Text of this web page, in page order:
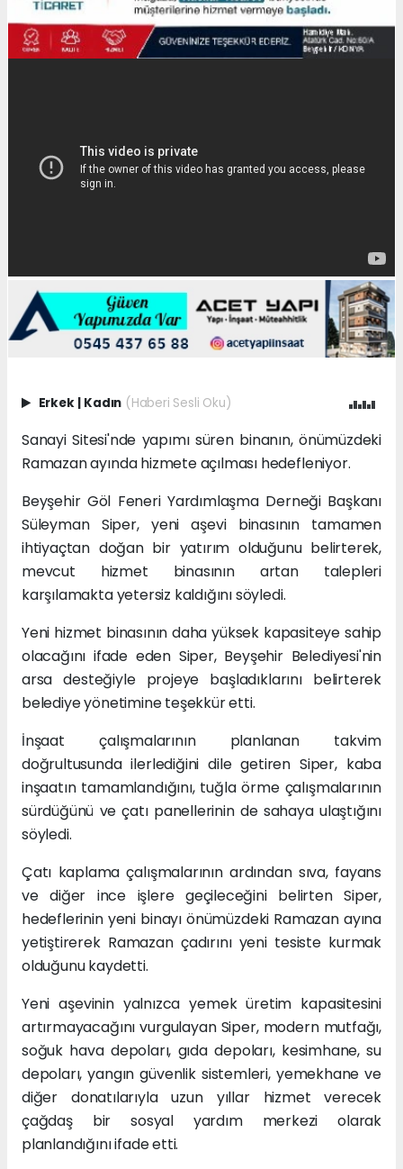
Erkek | Kadın (Haberi Sesli Oku)
Sanayi Sitesi'nde yapımı süren binanın, önümüzdeki
Ramazan ayında hizmete açılması hedefleniyor.
Beyşehir Göl Feneri Yardımlaşma Derneği Başkanı
Süleyman Siper, yeni aşevi binasının tamamen
ihtiyaçtan doğan bir yatırım olduğunu belirterek,
mevcut hizmet binasının artan talepleri
karşılamakta yetersiz kaldığını söyledi.
Yeni hizmet binasının daha yüksek kapasiteye sahip
olacağını ifade eden Siper, Beyşehir Belediyesi'nin
arsa desteğiyle projeye başladıklarını belirterek
belediye yönetimine teşekkür etti.
İnşaat çalışmalarının planlanan takvim
doğrultusunda ilerlediğini dile getiren Siper, kaba
inşaatın tamamlandığını, tuğla örme çalışmalarının
sürdüğünü ve çatı panellerinin de sahaya ulaştığını
söyledi.
Çatı kaplama çalışmalarının ardından sıva, fayans
ve diğer ince işlere geçileceğini belirten Siper,
hedeflerinin yeni binayı önümüzdeki Ramazan ayına
yetiştirerek Ramazan çadırını yeni tesiste kurmak
olduğunu kaydetti.
Yeni aşevinin yalnızca yemek üretim kapasitesini
artırmayacağını vurgulayan Siper, modern mutfağı,
soğuk hava depoları, gıda depoları, kesimhane, su
depoları, yangın güvenlik sistemleri, yemekhane ve
diğer donatılarıyla uzun yıllar hizmet verecek
çağdaş bir sosyal yardım merkezi olarak
planlandığını ifade etti.